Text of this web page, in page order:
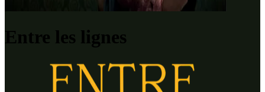
Entre les lignes